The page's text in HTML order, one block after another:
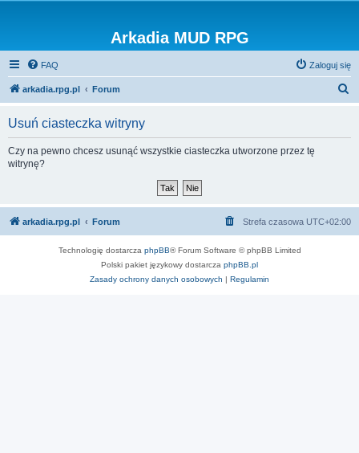
Arkadia MUD RPG
FAQ Zaloguj się
arkadia.rpg.pl Forum
Usuń ciasteczka witryny
Czy na pewno chcesz usunąć wszystkie ciasteczka utworzone przez tę
witrynę?
arkadia.rpg.pl Forum Strefa czasowa UTC+02:00
Technologię dostarcza phpBB® Forum Software © phpBB Limited
Polski pakiet językowy dostarcza phpBB.pl
Zasady ochrony danych osobowych | Regulamin